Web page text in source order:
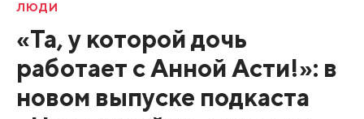
ЛЮДИ
«Та, у которой дочь
работает с Анной Асти!»: в
новом выпуске подкаста